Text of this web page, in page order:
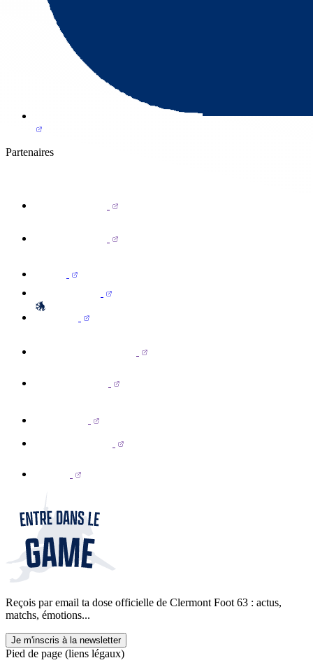
Partenaires
Reçois par email ta dose officielle de Clermont Foot 63 : actus,
matchs, émotions...
Je m'inscris à la newsletter
Pied de page (liens légaux)